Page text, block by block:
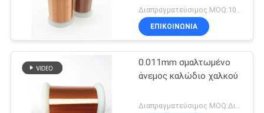
Διαπραγματεύσιμος MOQ:10kg
ΕΠΙΚΟΙΝΩΝΙΑ
0.011mm σμαλτωμένο
άνεμος καλώδιο χαλκού